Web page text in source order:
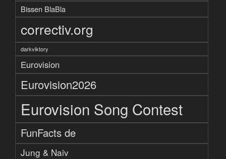
Bissen BlaBla
correctiv.org
darkviktory
Eurovision
Eurovision2026
Eurovision Song Contest
FunFacts de
Jung & Naiv